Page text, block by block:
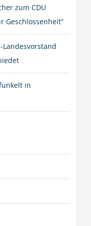
zum CDU
Geschlossenheit“
in